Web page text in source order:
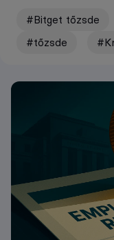
#Bitget tőzsde
#tőzsde